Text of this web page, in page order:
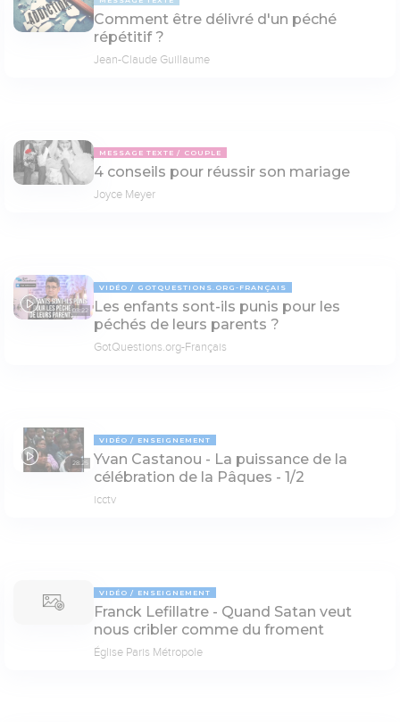
Comment être délivré d'un péché
répétitif ?
Jean-Claude Guillaume
MESSAGE TEXTE COUPLE
4 conseils pour réussir son mariage
Joyce Meyer
03:22
VIDÉO GOTQUESTIONS.ORG-FRANÇAIS
Les enfants sont-ils punis pour les
péchés de leurs parents ?
GotQuestions.org-Français
28:25
VIDÉO ENSEIGNEMENT
Yvan Castanou - La puissance de la
célébration de la Pâques - 1/2
icctv
VIDÉO ENSEIGNEMENT
Franck Lefillatre - Quand Satan veut
nous cribler comme du froment
Église Paris Métropole